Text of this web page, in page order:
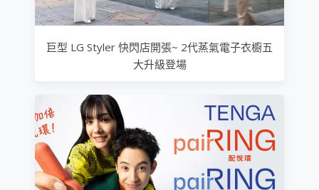
巨型 LG Styler 快閃店開張~ 2代蒸氣電子衣櫥五
大升級登場